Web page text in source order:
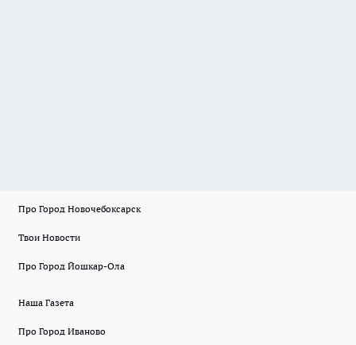
Про Город Новочебоксарск
Твои Новости
Про Город Йошкар-Ола
Наша Газета
Про Город Иваново